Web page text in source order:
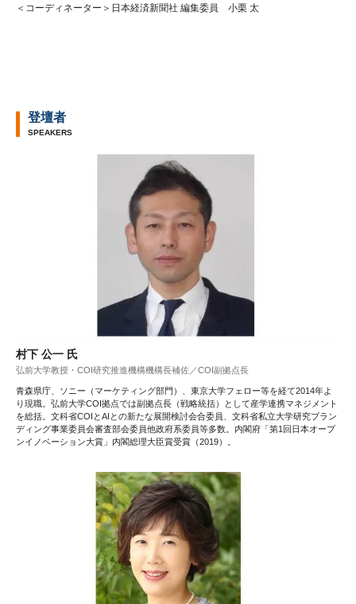
＜コーディネーター＞日本経済新聞社 編集委員 小栗 太
登壇者
SPEAKERS
村下 公一 氏
弘前大学教授・COI研究推進機構機構長補佐／COI副拠点長
青森県庁、ソニー（マーケティング部門）、東京大学フェロー等を経て2014年よ
り現職。弘前大学COI拠点では副拠点長（戦略統括）として産学連携マネジメント
を総括。文科省COIとAIとの新たな展開検討会合委員、文科省私立大学研究ブラン
ディング事業委員会審査部会委員他政府系委員等多数。内閣府「第1回日本オープ
ンイノベーション大賞」内閣総理大臣賞受賞（2019）。